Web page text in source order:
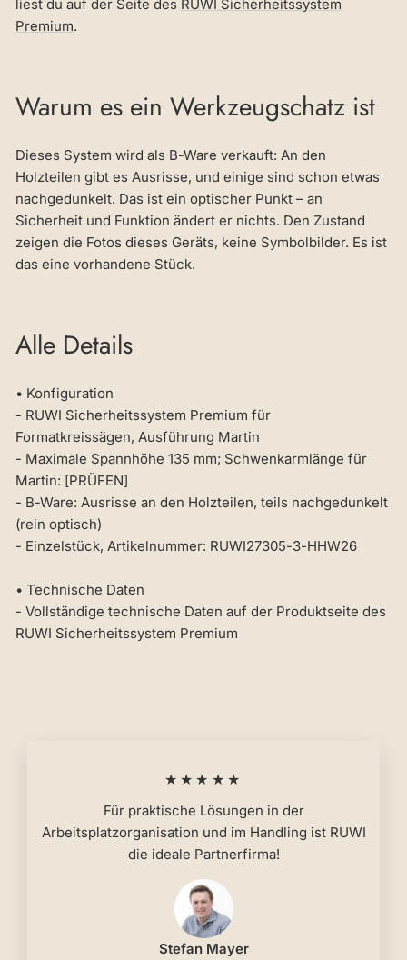
liest du auf der Seite des RUWI Sicherheitssystem
Premium.
Warum es ein Werkzeugschatz ist
Dieses System wird als B-Ware verkauft: An den
Holzteilen gibt es Ausrisse, und einige sind schon etwas
nachgedunkelt. Das ist ein optischer Punkt – an
Sicherheit und Funktion ändert er nichts. Den Zustand
zeigen die Fotos dieses Geräts, keine Symbolbilder. Es ist
das eine vorhandene Stück.
Alle Details
• Konfiguration
- RUWI Sicherheitssystem Premium für
Formatkreissägen, Ausführung Martin
- Maximale Spannhöhe 135 mm; Schwenkarmlänge für
Martin: [PRÜFEN]
- B-Ware: Ausrisse an den Holzteilen, teils nachgedunkelt
(rein optisch)
- Einzelstück, Artikelnummer: RUWI27305-3-HHW26
• Technische Daten
- Vollständige technische Daten auf der Produktseite des
RUWI Sicherheitssystem Premium
★★★★★
Für praktische Lösungen in der
Arbeitsplatzorganisation und im Handling ist RUWI
die ideale Partnerfirma!
Stefan Mayer